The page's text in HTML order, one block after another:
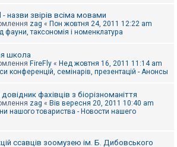
- назви звірів всіма мовами
zag « Пон жовтня 24, 2011 12:22 am
фауни, таксономія і номенклатура
школа
FireFly « Нед жовтня 16, 2011 11:14 am
конференцій, семінарів, презентацій - Анонсы
фахівців з біорізноманіття
zag « Вів вересня 20, 2011 10:40 am
нашого товариства - Новости нашего
ссавців зоомузею ім. Б. Дибовського